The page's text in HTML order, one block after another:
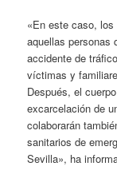
«En este caso,
aquellas personas
accidente de
víctimas y
Después, el
excarcelación de
colaborarán
sanitarios de
Sevilla», ha